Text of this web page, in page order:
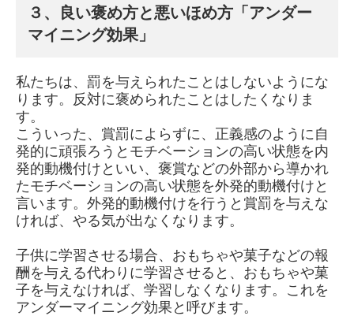
３、良い褒め方と悪いほめ方「アンダー
マイニング効果」
私たちは、罰を与えられたことはしないようにな
ります。反対に褒められたことはしたくなりま
す。
こういった、賞罰によらずに、正義感のように自
発的に頑張ろうとモチベーションの高い状態を内
発的動機付けといい、褒賞などの外部から導かれ
たモチベーションの高い状態を外発的動機付けと
言います。外発的動機付けを行うと賞罰を与えな
ければ、やる気が出なくなります。
子供に学習させる場合、おもちゃや菓子などの報
酬を与える代わりに学習させると、おもちゃや菓
子を与えなければ、学習しなくなります。これを
アンダーマイニング効果と呼びます。